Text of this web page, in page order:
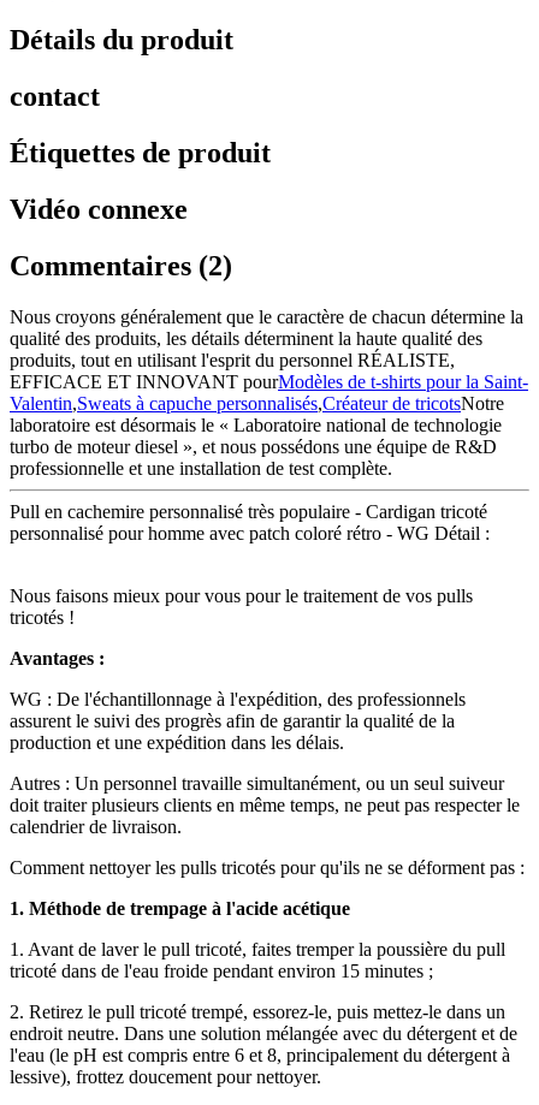
Détails du produit
contact
Étiquettes de produit
Vidéo connexe
Commentaires (2)
Nous croyons généralement que le caractère de chacun détermine la
qualité des produits, les détails déterminent la haute qualité des
produits, tout en utilisant l'esprit du personnel RÉALISTE,
EFFICACE ET INNOVANT pourModèles de t-shirts pour la Saint-
Valentin,Sweats à capuche personnalisés,Créateur de tricotsNotre
laboratoire est désormais le « Laboratoire national de technologie
turbo de moteur diesel », et nous possédons une équipe de R&D
professionnelle et une installation de test complète.
Pull en cachemire personnalisé très populaire - Cardigan tricoté
personnalisé pour homme avec patch coloré rétro - WG Détail :
Nous faisons mieux pour vous pour le traitement de vos pulls
tricotés !
Avantages :
WG : De l'échantillonnage à l'expédition, des professionnels
assurent le suivi des progrès afin de garantir la qualité de la
production et une expédition dans les délais.
Autres : Un personnel travaille simultanément, ou un seul suiveur
doit traiter plusieurs clients en même temps, ne peut pas respecter le
calendrier de livraison.
Comment nettoyer les pulls tricotés pour qu'ils ne se déforment pas :
1. Méthode de trempage à l'acide acétique
1. Avant de laver le pull tricoté, faites tremper la poussière du pull
tricoté dans de l'eau froide pendant environ 15 minutes ;
2. Retirez le pull tricoté trempé, essorez-le, puis mettez-le dans un
endroit neutre. Dans une solution mélangée avec du détergent et de
l'eau (le pH est compris entre 6 et 8, principalement du détergent à
lessive), frottez doucement pour nettoyer.